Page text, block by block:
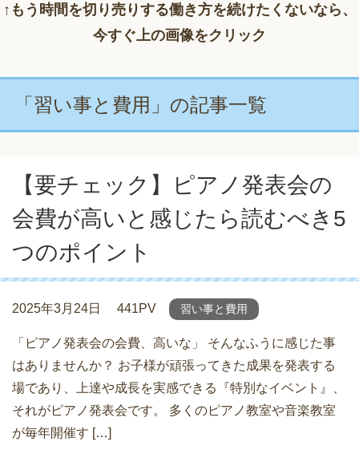
↑もう時間を切り売りする働き方を続けたくないなら、
今すぐ上の画像をクリック
「習い事と費用」の記事一覧
【要チェック】ピアノ発表会の
会費が高いと感じたら読むべき5
つのポイント
2025年3月24日 441PV 習い事と費用
「ピアノ発表会の会費、高いな」 そんなふうに感じた事
はありませんか？ お子様が頑張ってきた成果を発表する
場であり、上達や成長を実感できる『特別なイベント』、
それがピアノ発表会です。 多くのピアノ教室や音楽教室
が毎年開催す […]